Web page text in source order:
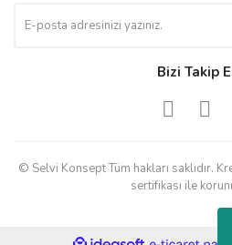
Bizi Takip
© Selvi Konsept Tüm hakları saklıdır.
sertifikası ile